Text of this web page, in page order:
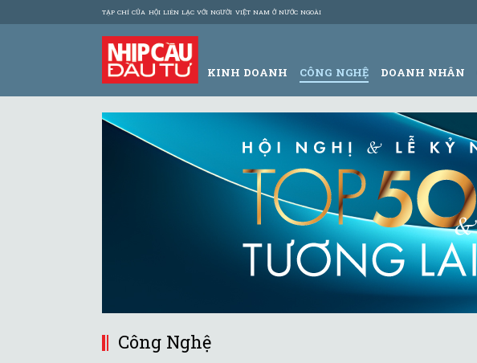
TẠP CHÍ CỦA HỘI LIÊN LẠC VỚI NGƯỜI VIỆT NAM Ở NƯỚC NGOÀI
KINH DOANH CÔNG NGHỆ DOANH NHÂN
Công Nghệ